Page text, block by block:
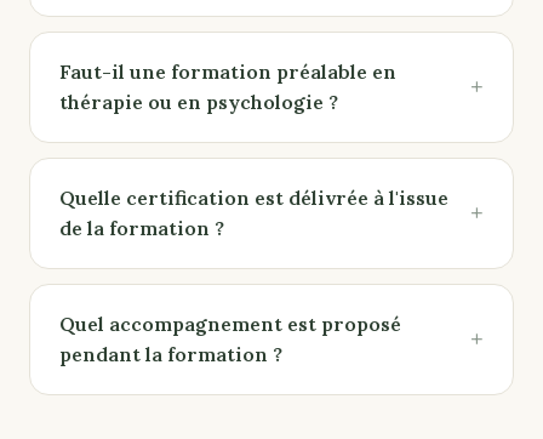
Faut-il une formation préalable en
thérapie ou en psychologie ?
+
Quelle certification est délivrée à l'issue
de la formation ?
+
Quel accompagnement est proposé
pendant la formation ?
+